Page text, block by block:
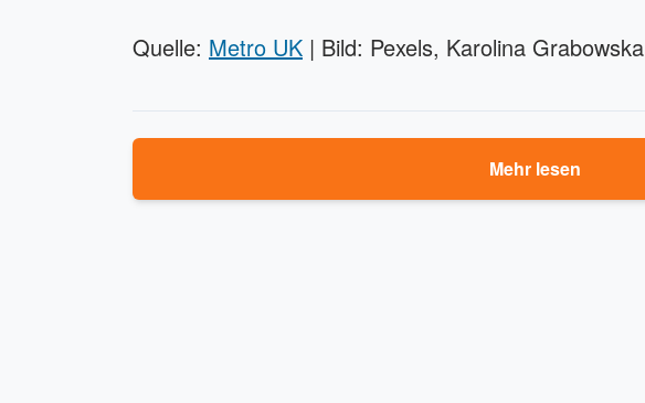
Quelle: Metro UK | Bild: Pexels, Karolina Grabowska
Mehr lesen